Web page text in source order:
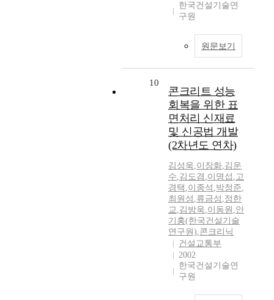
한국건설기술연
구원
원문보기
10
콘크리트 성능
회복을 위한 표
면처리 신재료
및 신공법 개발
(2차년도 연차)
김성욱,이장화,김운
수,김도겸 ,이명섭 ,고
경택 ,이종석 ,박정준,
최원성 ,류금성 ,정한
교,김방욱,이동원 ,안
기홍(한국건설기술
연구원),콘크리닉
건설교통부
2002
한국건설기술연
구원